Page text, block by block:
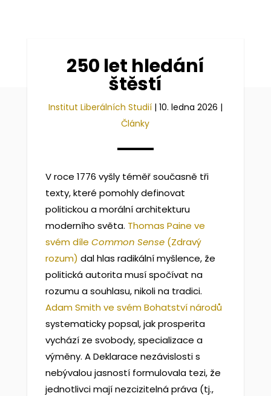
250 let hledání
štěstí
Institut Liberálních Studií| 10. ledna 2026 |
Články
V roce 1776 vyšly téměř současně tři
texty, které pomohly definovat
politickou a morální architekturu
moderního světa. Thomas Paine ve
svém díle Common Sense(Zdravý
rozum) dal hlas radikální myšlence, že
politická autorita musí spočívat na
rozumu a souhlasu, nikoli na tradici.
Adam Smith ve svém Bohatství národů
systematicky popsal, jak prosperita
vychází ze svobody, specializace a
výměny. A Deklarace nezávislosti s
nebývalou jasností formulovala tezi, že
jednotlivci mají nezcizitelná práva (tj.,